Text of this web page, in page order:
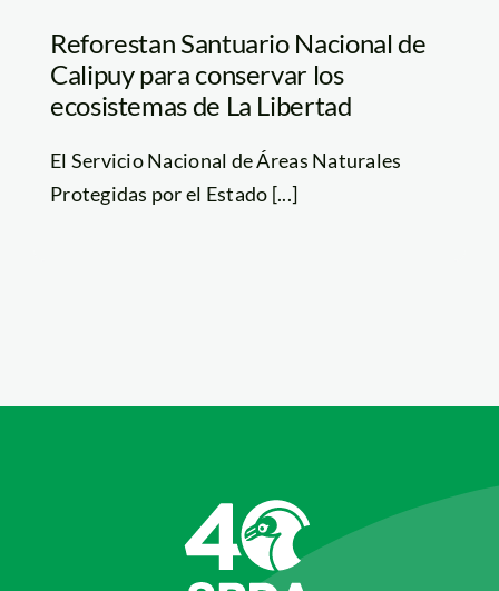
Reforestan Santuario Nacional de
Calipuy para conservar los
ecosistemas de La Libertad
El Servicio Nacional de Áreas Naturales
Protegidas por el Estado [...]